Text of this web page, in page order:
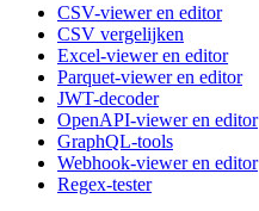
CSV-viewer en editor
CSV vergelijken
Excel-viewer en editor
Parquet-viewer en editor
JWT-decoder
OpenAPI-viewer en editor
GraphQL-tools
Webhook-viewer en editor
Regex-tester